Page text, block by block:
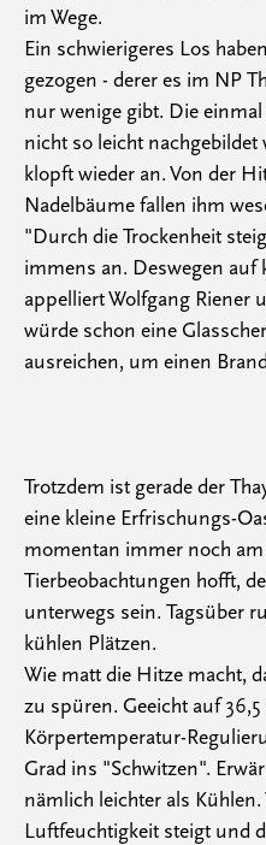
im Wege.
Ein schwierigeres Los
gezogen - derer es im NP
nur wenige gibt. Die
nicht so leicht
klopft wieder an. Von der
Nadelbäume fallen ihm
"Durch die Trockenheit
immens an. Deswegen auf
appelliert Wolfgang Riener
würde schon eine
ausreichen, um einen
Trotzdem ist gerade der
eine kleine Erfrischungs-
momentan immer noch
Tierbeobachtungen hofft,
unterwegs sein. Tagsüber
kühlen Plätzen.
Wie matt die Hitze macht,
zu spüren. Geeicht auf
Körpertemperatur-
Grad ins "Schwitzen".
nämlich leichter als
Luftfeuchtigkeit steigt und